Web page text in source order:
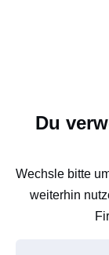
Du
Wechsle bitte
weiterhin